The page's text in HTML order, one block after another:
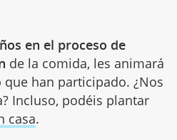
en el proceso de
de la comida, les animará
han participado. ¿Nos
Incluso, podéis plantar
casa.